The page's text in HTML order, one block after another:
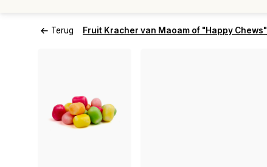
Terug Fruit Kracher van Maoam of "Happy Chews"